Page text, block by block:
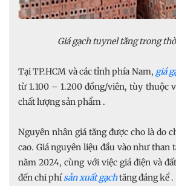
Giá gạch tuynel tăng trong
Tại TP.HCM và các tỉnh phía Nam, giá
từ 1.100 – 1.200 đồng/viên, tùy thuộc
chất lượng sản phẩm .
Nguyên nhân giá tăng được cho là do
cao. Giá nguyên liệu đầu vào như than
năm 2024, cùng với việc giá điện và
đến chi phísản xuất gạchtăng đáng kể .